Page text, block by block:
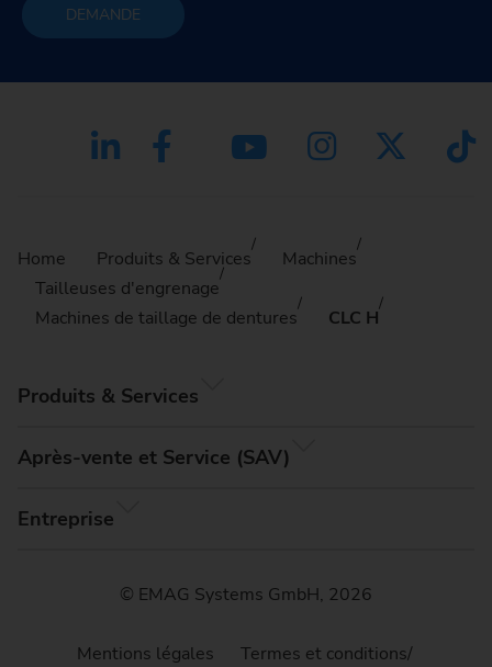
DEMANDE
Home Produits & Services
Machines
Tailleuses d'engrenage
Machines de taillage de dentures
CLC H
Produits & Services
Après-vente et Service (SAV)
Entreprise
© EMAG Systems GmbH, 2026
Mentions légales
Termes et conditions